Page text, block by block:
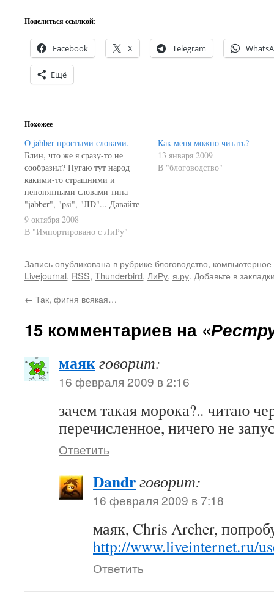
Поделиться ссылкой:
Facebook X Telegram
Ещё
Похожее
О jabber простыми словами.
Блин, что же я сразу-то не
сообразил? Пугаю тут народ
какими-то страшними и
непонятными словами типа
"jabber", "psi", "JID"... Давайте
я вам попроще (постараюсь)
рассказать. Начну, пожалуй, с
гугля. Думаю, у многих есть
слева, когда вы через сайт
залезаете на почту, есть такое
9 октября 2008
В "Импортировано с ЛиРу"
Как меня можно читать?
13 января 2009
В "блоговодство"
Запись опубликована в рубрике блоговодство, компьютерное
Livejournal, RSS, Thunderbird, ЛиРу, я.ру. Добавьте в
← Так, фигня всякая…
15 комментариев на «
маякговорит:
16 февраля 2009 в 2:16
зачем такая морока?.. читаю
перечисленное, ничего не
Ответить
Dandrговорит:
16 февраля 2009 в 7:18
маяк, Chris Archer,
http://www.liveinternet.ru/
Ответить